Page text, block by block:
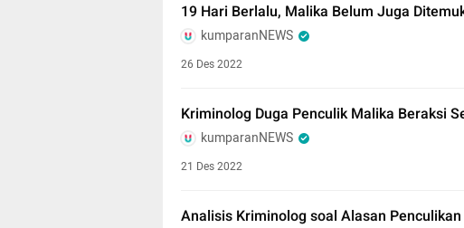
19 Hari Berlalu, Malika Belum Juga
kumparanNEWS
26 Des 2022
Kriminolog Duga Penculik Malika Beraksi
kumparanNEWS
21 Des 2022
Analisis Kriminolog soal Alasan